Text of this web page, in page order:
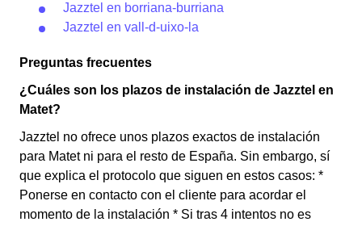
Jazztel en borriana-burriana
Jazztel en vall-d-uixo-la
Preguntas frecuentes
¿Cuáles son los plazos de instalación de Jazztel en
Matet?
Jazztel no ofrece unos plazos exactos de instalación
para Matet ni para el resto de España. Sin embargo, sí
que explica el protocolo que siguen en estos casos: *
Ponerse en contacto con el cliente para acordar el
momento de la instalación * Si tras 4 intentos no es